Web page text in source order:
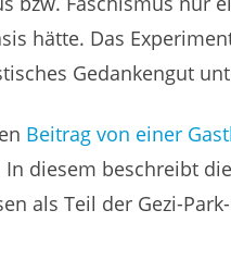
hätte. Das
Gedankengut
Beitrag von einer
In diesem beschreibt
als Teil der Gezi-